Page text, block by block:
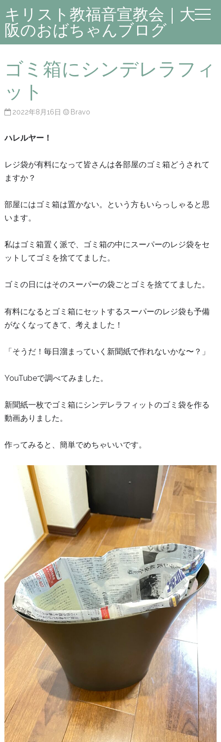
キリスト教福音宣教会｜大
阪のおばちゃんブログ
ゴミ箱にシンデレラフィ
ット
2022年8月16日 Bravo
ハレルヤー！
レジ袋が有料になって皆さんは各部屋のゴミ箱どうされて
ますか？
部屋にはゴミ箱は置かない。という方もいらっしゃると思
います。
私はゴミ箱置く派で、ゴミ箱の中にスーパーのレジ袋をセ
ットしてゴミを捨ててました。
ゴミの日にはそのスーパーの袋ごとゴミを捨ててました。
有料になるとゴミ箱にセットするスーパーのレジ袋も予備
がなくなってきて、考えました！
「そうだ！毎日溜まっていく新聞紙で作れないかな〜？」
YouTubeで調べてみました。
新聞紙一枚でゴミ箱にシンデレラフィットのゴミ袋を作る
動画ありました。
作ってみると、簡単でめちゃいいです。